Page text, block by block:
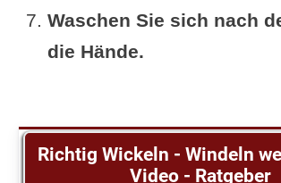
Waschen Sie sich nach
die Hände.
Richtig Wickeln - Windeln
Video - Ratgeber